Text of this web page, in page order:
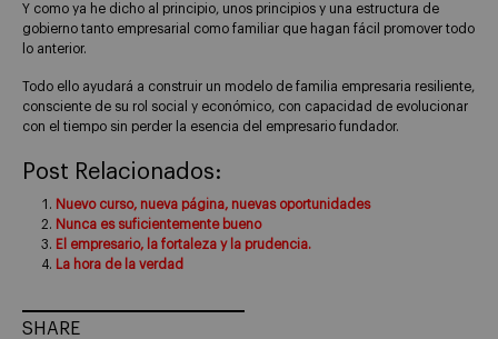
Y como ya he dicho al principio, unos principios y una estructura de
gobierno tanto empresarial como familiar que hagan fácil promover todo
lo anterior.
Todo ello ayudará a construir un modelo de familia empresaria resiliente,
consciente de su rol social y económico, con capacidad de evolucionar
con el tiempo sin perder la esencia del empresario fundador.
Post Relacionados:
Nuevo curso, nueva página, nuevas oportunidades
Nunca es suficientemente bueno
El empresario, la fortaleza y la prudencia.
La hora de la verdad
SHARE